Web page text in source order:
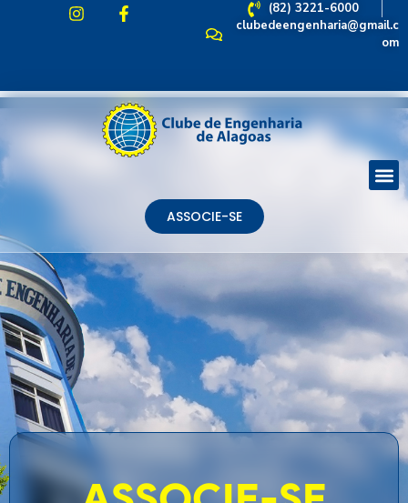
(82) 3221-6000
clubedeengenharia@gmail.c
om
ASSOCIE-SE
ASSOCIE-SE